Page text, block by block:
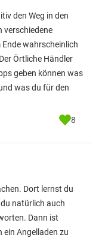
den Weg in den
verschiedene
wahrscheinlich
Örtliche Händler
geben können was
was du für den
8
Dort lernst du
natürlich auch
Dann ist
ein Angelladen zu